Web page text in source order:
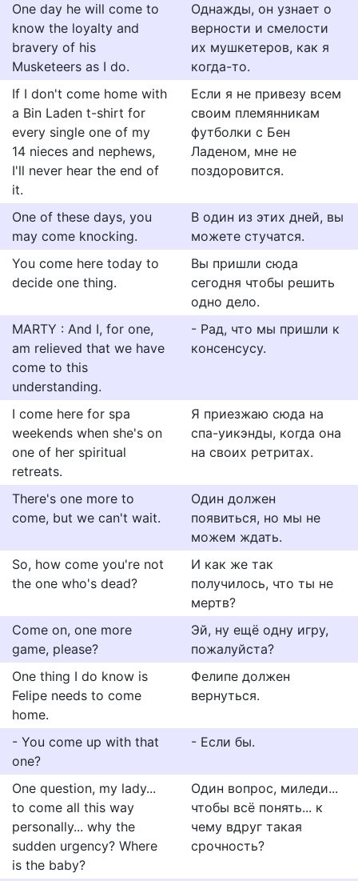
One day he will come to
know the loyalty and
bravery of his
Musketeers as I do.
Однажды, он узнает о
верности и смелости
их мушкетеров, как я
когда-то.
If I don't come home with
a Bin Laden t-shirt for
every single one of my
14 nieces and nephews,
I'll never hear the end of
it.
Если я не привезу всем
своим племянникам
футболки с Бен
Ладеном, мне не
поздоровится.
One of these days, you
may come knocking.
В один из этих дней, вы
можете стучатся.
You come here today to
decide one thing.
Вы пришли сюда
сегодня чтобы решить
одно дело.
MARTY : And I, for one,
am relieved that we have
come to this
understanding.
- Рад, что мы пришли к
консенсусу.
I come here for spa
weekends when she's on
one of her spiritual
retreats.
Я приезжаю сюда на
спа-уикэнды, когда она
на своих ретритах.
There's one more to
come, but we can't wait.
Один должен
появиться, но мы не
можем ждать.
So, how come you're not
the one who's dead?
И как же так
получилось, что ты не
мертв?
Come on, one more
game, please?
Эй, ну ещё одну игру,
пожалуйста?
One thing I do know is
Felipe needs to come
home.
Фелипе должен
вернуться.
- You come up with that
one?
- Если бы.
One question, my lady...
to come all this way
personally... why the
sudden urgency? Where
is the baby?
Один вопрос, миледи...
чтобы всё понять... к
чему вдруг такая
срочность?